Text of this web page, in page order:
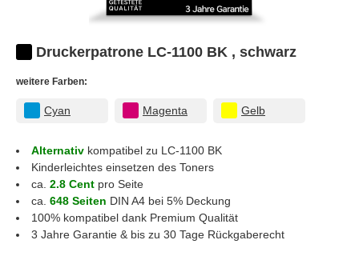
Druckerpatrone LC-1100 BK , schwarz
weitere Farben:
Cyan Magenta Gelb
Alternativ kompatibel zu LC-1100 BK
Kinderleichtes einsetzen des Toners
ca. 2.8 Cent pro Seite
ca. 648 Seiten DIN A4 bei 5% Deckung
100% kompatibel dank Premium Qualität
3 Jahre Garantie & bis zu 30 Tage Rückgaberecht